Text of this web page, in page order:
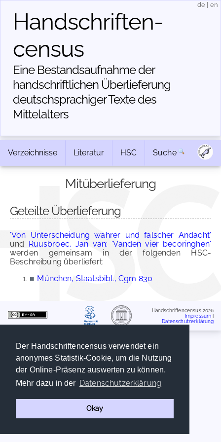
Der Handschriftencensus verwendet ein
anonymes Statistik-Cookie, um die Nutzung
der Online-Präsenz auswerten zu können.
Mehr dazu in der Datenschutzerklärung
Okay
Handschriften­
census
Eine Bestandsaufnahme der
handschriftlichen Über­lieferung
deutschsprachiger Texte des
Mittelalters
de en
Verzeichnisse Literatur HSC Suche
Mitüberlieferung
Geteilte Überlieferung
'Von Unterscheidung wahrer und falscher Andacht'
und Ruusbroec, Jan van: 'Vanden vier becoringhen'
werden gemeinsam in der folgenden HSC-
Beschreibung überliefert:
■ München, Staatsbibl., Cgm 830
Handschriftencensus 2026
Impressum
Datenschutzerklärung